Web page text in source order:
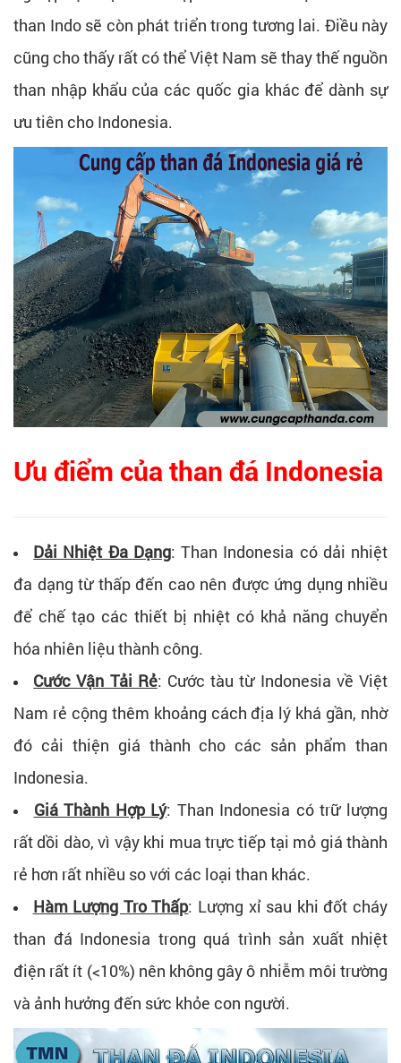
than Indo sẽ còn phát triển trong tương lai. Điều này
cũng cho thấy rất có thể Việt Nam sẽ thay thế nguồn
than nhập khẩu của các quốc gia khác để dành sự
ưu tiên cho Indonesia.
Ưu điểm của than đá Indonesia
Dải Nhiệt Đa Dạng: Than Indonesia có dải nhiệt
đa dạng từ thấp đến cao nên được ứng dụng nhiều
để chế tạo các thiết bị nhiệt có khả năng chuyển
hóa nhiên liệu thành công.
Cước Vận Tải Rẻ: Cước tàu từ Indonesia về Việt
Nam rẻ cộng thêm khoảng cách địa lý khá gần, nhờ
đó cải thiện giá thành cho các sản phẩm than
Indonesia.
Giá Thành Hợp Lý: Than Indonesia có trữ lượng
rất dồi dào, vì vậy khi mua trực tiếp tại mỏ giá thành
rẻ hơn rất nhiều so với các loại than khác.
Hàm Lượng Tro Thấp: Lượng xỉ sau khi đốt cháy
than đá Indonesia trong quá trình sản xuất nhiệt
điện rất ít (<10%) nên không gây ô nhiễm môi trường
và ảnh hưởng đến sức khỏe con người.